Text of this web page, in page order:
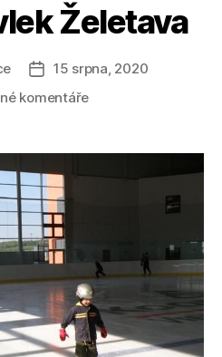
Želetava
Datum
příspěvku
15 srpna, 2020
komentářeu
názvem
Lyžařský